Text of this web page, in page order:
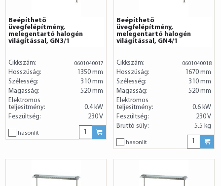
Beépíthető
üvegfelépítmény,
melegentartó halogén
világítással, GN3/1
Cikkszám: 0601040017
Hosszúság:
1350 mm
Szélesség:
310 mm
Magasság:
520 mm
Elektromos
teljesítmény:
0.4 kW
Feszültség:
230 V
hasonlít
Beépíthető
üvegfelépítmény,
melegentartó halogén
világítással, GN4/1
Cikkszám: 0601040018
Hosszúság:
1670 mm
Szélesség:
310 mm
Magasság:
520 mm
Elektromos
teljesítmény:
0.6 kW
Feszültség:
230 V
Bruttó súly:
5.5 kg
hasonlít